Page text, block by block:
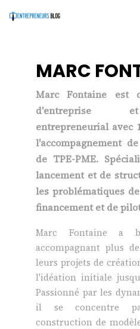
MARC
Marc Fontaine est
d'entreprise et
entrepreneurial avec
l'accompagnement
de TPE-PME.
lancement et de
les problématiques
financement et de
Marc Fontaine a
accompagnant plus
leurs projets de
l'idéation initiale
Passionné par les
il se concentre
construction de